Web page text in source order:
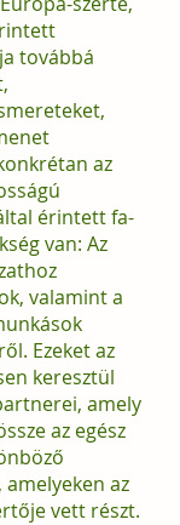
továbbá
az
érintett fa-
van: Az
valamint a
Ezeket az
keresztül
amely
az egész
az
vett részt.